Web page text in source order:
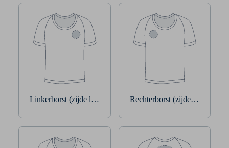
Linkerborst (zijde linkerarm) Rechterborst (zijde